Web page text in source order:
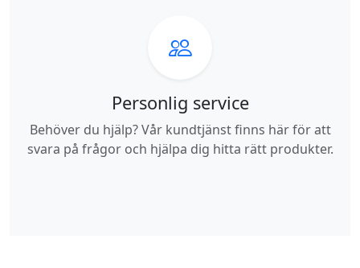
Personlig service
Behöver du hjälp? Vår kundtjänst finns här för att
svara på frågor och hjälpa dig hitta rätt produkter.